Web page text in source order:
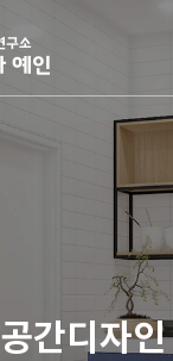
공간디자인